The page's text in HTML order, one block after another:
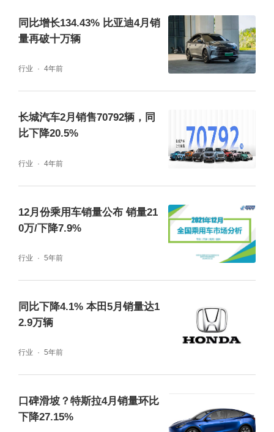
同比增长134.43% 比亚迪4月销
量再破十万辆
行业 4年前
长城汽车2月销售70792辆，同
比下降20.5%
行业 4年前
12月份乘用车销量公布 销量21
0万/下降7.9%
行业 5年前
同比下降4.1% 本田5月销量达1
2.9万辆
行业 5年前
口碑滑坡？特斯拉4月销量环比
下降27.15%